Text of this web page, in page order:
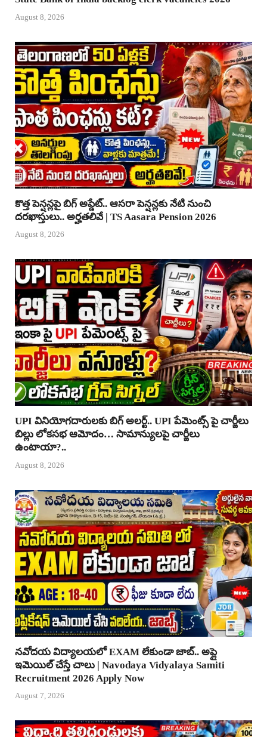
August 8, 2026
కొత్త పెన్షన్లపై బిగ్ అప్డేట్.. ఆసరా పెన్షన్లకు నేటి నుంచి
దరఖాస్తులు.. అర్హతలివే | TS Aasara Pension 2026
August 8, 2026
UPI వినియోగదారులకు బిగ్ అలర్ట్.. UPI పేమెంట్స్ పై చార్జీలు
బిల్లు లోకసభ ఆమోదం… సామాన్యులపై చార్జీలు
ఉంటాయా?..
August 8, 2026
నవోదయ విద్యాలయలో EXAM లేకుండా జాబ్.. అప్లై
ఇమెయిల్ చేస్తే చాలు | Navodaya Vidyalaya Samiti
Recruitment 2026 Apply Now
August 7, 2026